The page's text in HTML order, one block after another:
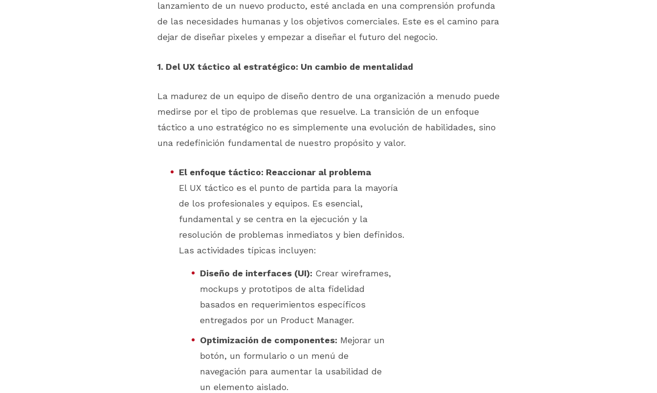
lanzamiento de un nuevo producto, esté anclada en una comprensión profunda
de las necesidades humanas y los objetivos comerciales. Este es el camino para
dejar de diseñar pixeles y empezar a diseñar el futuro del negocio.
1. Del UX táctico al estratégico: Un cambio de mentalidad
La madurez de un equipo de diseño dentro de una organización a menudo puede
medirse por el tipo de problemas que resuelve. La transición de un enfoque
táctico a uno estratégico no es simplemente una evolución de habilidades, sino
una redefinición fundamental de nuestro propósito y valor.
El enfoque táctico: Reaccionar al problema
El UX táctico es el punto de partida para la mayoría
de los profesionales y equipos. Es esencial,
fundamental y se centra en la ejecución y la
resolución de problemas inmediatos y bien definidos.
Las actividades típicas incluyen:
Diseño de interfaces (UI): Crear wireframes,
mockups y prototipos de alta fidelidad
basados en requerimientos específicos
entregados por un Product Manager.
Optimización de componentes: Mejorar un
botón, un formulario o un menú de
navegación para aumentar la usabilidad de
un elemento aislado.